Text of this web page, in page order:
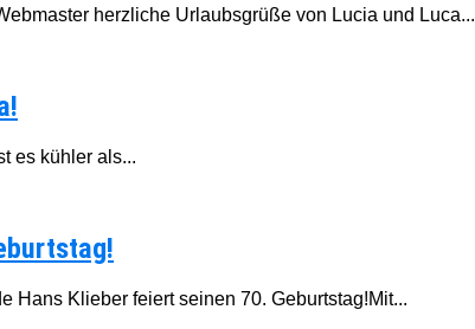
herzliche Urlaubsgrüße von Lucia und Luca...
es kühler als...
Hans Klieber feiert seinen 70. Geburtstag!Mit...